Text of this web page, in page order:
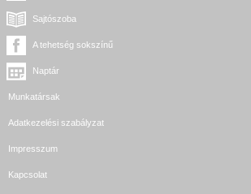
Sajtószoba
A tehetség sokszínű
Naptár
Munkatársak
Adatkezelési szabályzat
Impresszum
Kapcsolat